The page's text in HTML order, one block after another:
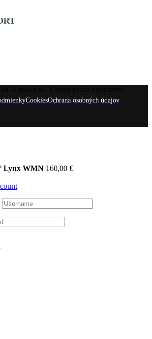
CookiesOchrana osobných údajov
Lynx WMN 160,00 €